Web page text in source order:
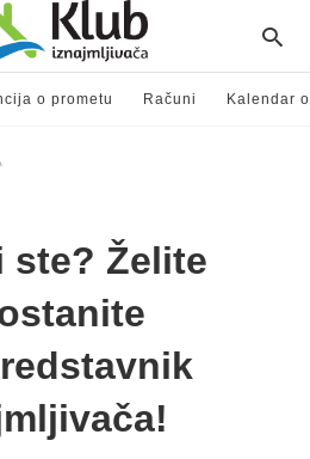
o prometu Računi Kalendar
ste? Želite